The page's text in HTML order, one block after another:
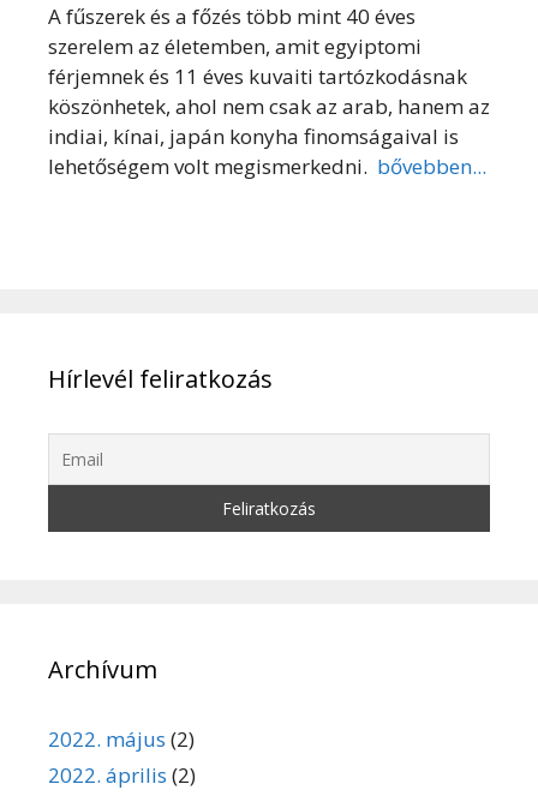
A fűszerek és a főzés több mint 40 éves
szerelem az életemben, amit egyiptomi
férjemnek és 11 éves kuvaiti tartózkodásnak
köszönhetek, ahol nem csak az arab, hanem az
indiai, kínai, japán konyha finomságaival is
lehetőségem volt megismerkedni. bővebben...
Hírlevél feliratkozás
Archívum
2022. május (2)
2022. április (2)